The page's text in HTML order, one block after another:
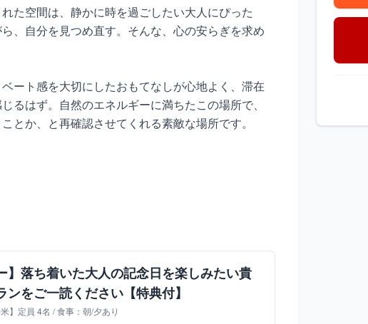
た空間は、静かに時を過ごしたい大人にぴった
、自分を見つめ直す。そんな、心の安らぎを求め
ート感を大切にしたおもてなしが心地よく、滞在
るはず。自然のエネルギーに満ちたこの場所で、
とか、と再確認させてくれる素敵な場所です。
】落ち着いた大人の記念日を楽しみたい貴
をご一読ください【特典付】
】定員 4名 / 食事：朝/夕あり